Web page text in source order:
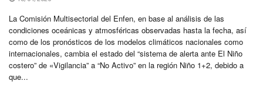
La Comisión Multisectorial del Enfen, en base al análisis de las
condiciones oceánicas y atmosféricas observadas hasta la fecha, así
como de los pronósticos de los modelos climáticos nacionales como
internacionales, cambia el estado del “sistema de alerta ante El Niño
costero” de «Vigilancia” a “No Activo” en la región Niño 1+2, debido a
que...